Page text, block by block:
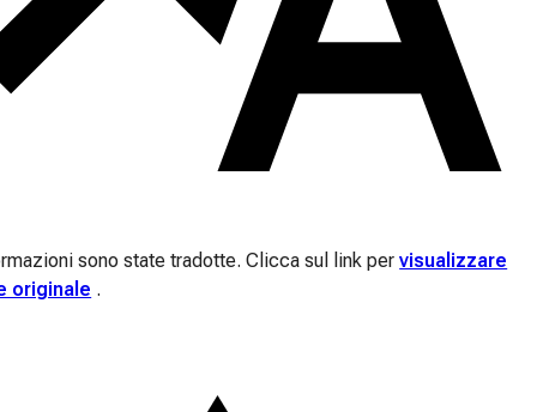
sono state tradotte. Clicca sul link pervisualizzare
originale .